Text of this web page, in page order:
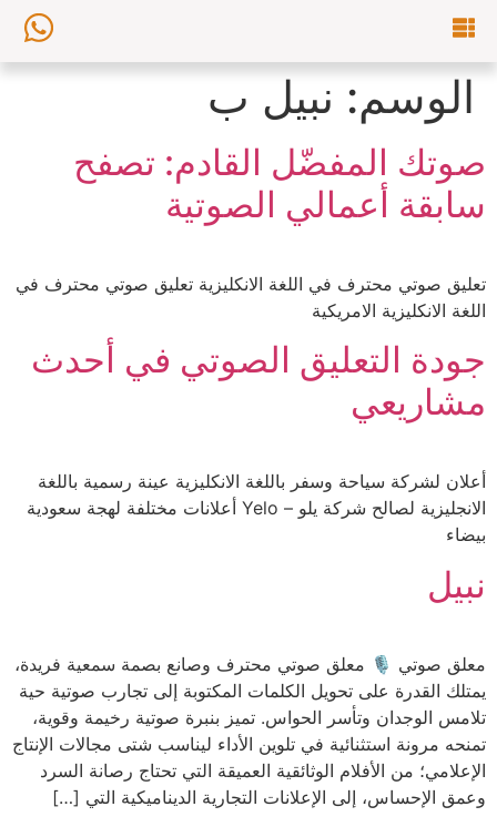
الوسم: نبيل ب
صوتك المفضّل القادم: تصفح
سابقة أعمالي الصوتية
تعليق صوتي محترف في اللغة الانكليزية تعليق صوتي محترف في
اللغة الانكليزية الامريكية
جودة التعليق الصوتي في أحدث
مشاريعي
أعلان لشركة سياحة وسفر باللغة الانكليزية عينة رسمية باللغة
الانجليزية لصالح شركة يلو – Yelo أعلانات مختلفة لهجة سعودية
بيضاء
نبيل
معلق صوتي 🎙️ معلق صوتي محترف وصانع بصمة سمعية فريدة،
يمتلك القدرة على تحويل الكلمات المكتوبة إلى تجارب صوتية حية
تلامس الوجدان وتأسر الحواس. تميز بنبرة صوتية رخيمة وقوية،
تمنحه مرونة استثنائية في تلوين الأداء ليناسب شتى مجالات الإنتاج
الإعلامي؛ من الأفلام الوثائقية العميقة التي تحتاج رصانة السرد
وعمق الإحساس، إلى الإعلانات التجارية الديناميكية التي […]